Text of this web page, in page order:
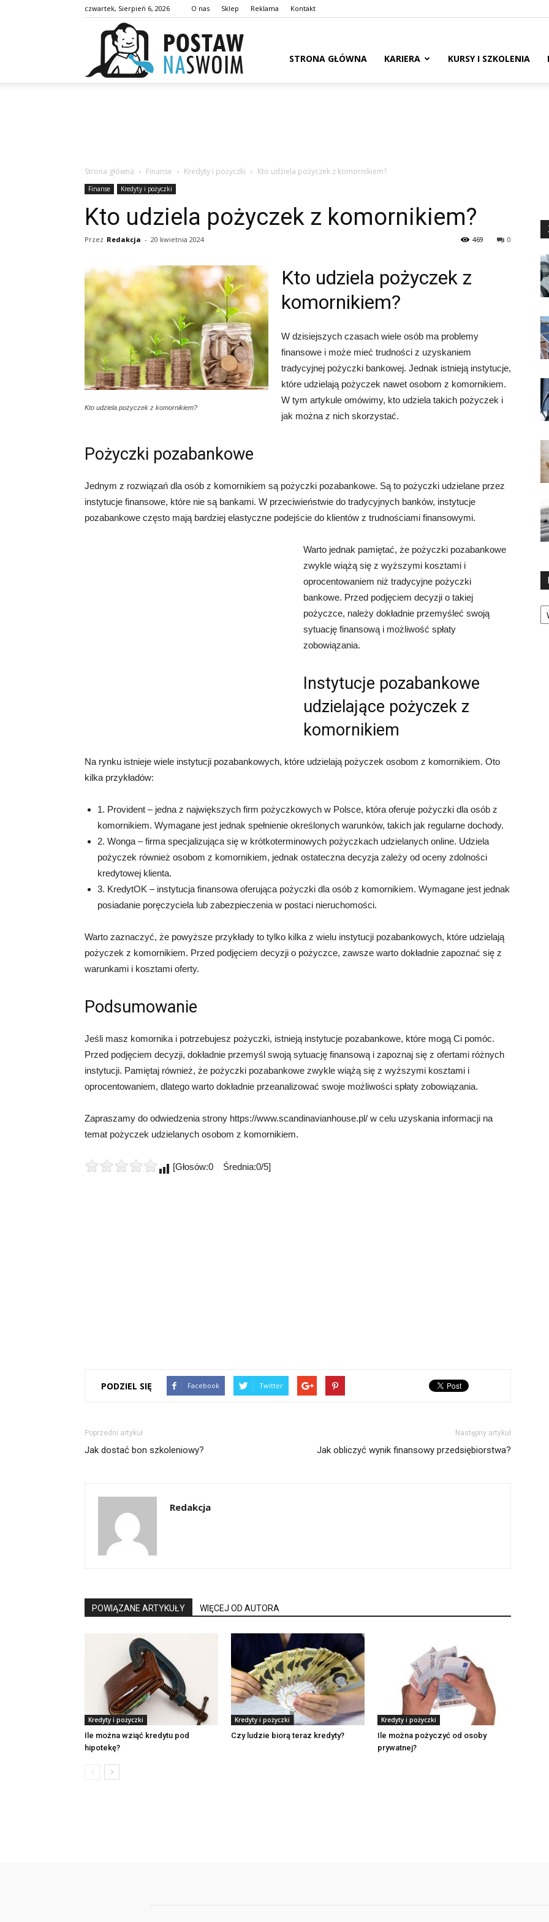
czwartek, Sierpień 6, 2026 O nas Sklep Reklama Kontakt
STRONA GŁÓWNA KARIERA KURSY I SZKOLENIA
Strona główna Finanse Kredyty i pożyczki Kto udziela pożyczek z komornikiem?
Finanse Kredyty i pożyczki
Kto udziela pożyczek z komornikiem?
Przez Redakcja - 20 kwietnia 2024 0
469
Kto udziela pożyczek z komornikiem?
Kto udziela pożyczek z
komornikiem?
W dzisiejszych czasach wiele osób ma problemy
finansowe i może mieć trudności z uzyskaniem
tradycyjnej pożyczki bankowej. Jednak istnieją instytucje,
które udzielają pożyczek nawet osobom z komornikiem.
W tym artykule omówimy, kto udziela takich pożyczek i
jak można z nich skorzystać.
Pożyczki pozabankowe
Jednym z rozwiązań dla osób z komornikiem są pożyczki pozabankowe. Są to pożyczki udzielane przez
instytucje finansowe, które nie są bankami. W przeciwieństwie do tradycyjnych banków, instytucje
pozabankowe często mają bardziej elastyczne podejście do klientów z trudnościami finansowymi.
Warto jednak pamiętać, że pożyczki pozabankowe
zwykle wiążą się z wyższymi kosztami i
oprocentowaniem niż tradycyjne pożyczki
bankowe. Przed podjęciem decyzji o takiej
pożyczce, należy dokładnie przemyśleć swoją
sytuację finansową i możliwość spłaty
zobowiązania.
Instytucje pozabankowe
udzielające pożyczek z
komornikiem
Na rynku istnieje wiele instytucji pozabankowych, które udzielają pożyczek osobom z komornikiem. Oto
kilka przykładów:
1. Provident – jedna z największych firm pożyczkowych w Polsce, która oferuje pożyczki dla osób z
komornikiem. Wymagane jest jednak spełnienie określonych warunków, takich jak regularne dochody.
2. Wonga – firma specjalizująca się w krótkoterminowych pożyczkach udzielanych online. Udziela
pożyczek również osobom z komornikiem, jednak ostateczna decyzja zależy od oceny zdolności
kredytowej klienta.
3. KredytOK – instytucja finansowa oferująca pożyczki dla osób z komornikiem. Wymagane jest jednak
posiadanie poręczyciela lub zabezpieczenia w postaci nieruchomości.
Warto zaznaczyć, że powyższe przykłady to tylko kilka z wielu instytucji pozabankowych, które udzielają
pożyczek z komornikiem. Przed podjęciem decyzji o pożyczce, zawsze warto dokładnie zapoznać się z
warunkami i kosztami oferty.
Podsumowanie
Jeśli masz komornika i potrzebujesz pożyczki, istnieją instytucje pozabankowe, które mogą Ci pomóc.
Przed podjęciem decyzji, dokładnie przemyśl swoją sytuację finansową i zapoznaj się z ofertami różnych
instytucji. Pamiętaj również, że pożyczki pozabankowe zwykle wiążą się z wyższymi kosztami i
oprocentowaniem, dlatego warto dokładnie przeanalizować swoje możliwości spłaty zobowiązania.
Zapraszamy do odwiedzenia strony https://www.scandinavianhouse.pl/ w celu uzyskania informacji na
temat pożyczek udzielanych osobom z komornikiem.
[Głosów:0 Średnia:0/5]
PODZIEL SIĘ Facebook Twitter
Poprzedni artykuł
Jak dostać bon szkoleniowy?
Następny artykuł
Jak obliczyć wynik finansowy przedsiębiorstwa?
Redakcja
POWIĄZANE ARTYKUŁY WIĘCEJ OD AUTORA
Kredyty i pożyczki
Ile można wziąć kredytu pod
hipotekę?
Kredyty i pożyczki
Czy ludzie biorą teraz kredyty?
Kredyty i pożyczki
Ile można pożyczyć od osoby
prywatnej?